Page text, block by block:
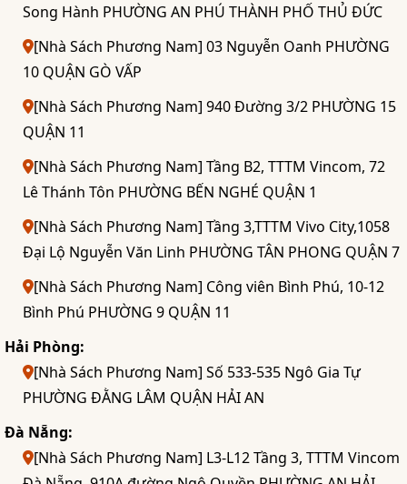
Song Hành PHƯỜNG AN PHÚ THÀNH PHỐ THỦ ĐỨC
[Nhà Sách Phương Nam] 03 Nguyễn Oanh PHƯỜNG
10 QUẬN GÒ VẤP
[Nhà Sách Phương Nam] 940 Đường 3/2 PHƯỜNG 15
QUẬN 11
[Nhà Sách Phương Nam] Tầng B2, TTTM Vincom, 72
Lê Thánh Tôn PHƯỜNG BẾN NGHÉ QUẬN 1
[Nhà Sách Phương Nam] Tầng 3,TTTM Vivo City,1058
Đại Lộ Nguyễn Văn Linh PHƯỜNG TÂN PHONG QUẬN 7
[Nhà Sách Phương Nam] Công viên Bình Phú, 10-12
Bình Phú PHƯỜNG 9 QUẬN 11
Hải Phòng:
[Nhà Sách Phương Nam] Số 533-535 Ngô Gia Tự
PHƯỜNG ĐẰNG LÂM QUẬN HẢI AN
Đà Nẵng:
[Nhà Sách Phương Nam] L3-L12 Tầng 3, TTTM Vincom